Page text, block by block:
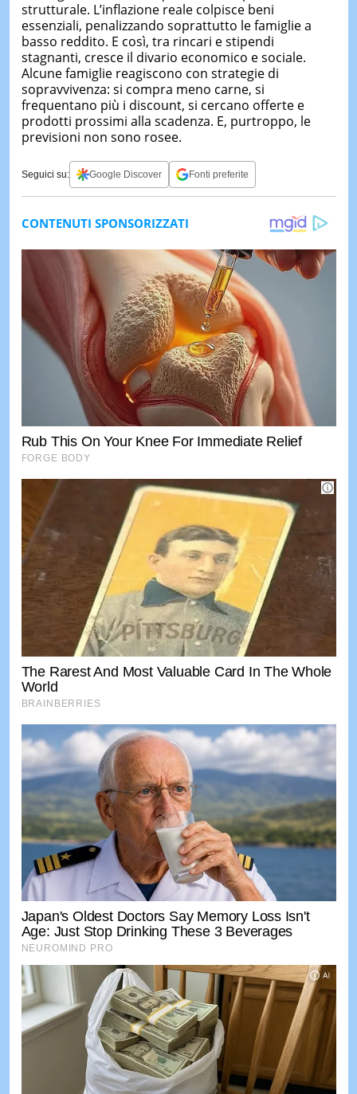
strutturale. L’inflazione reale colpisce beni
essenziali, penalizzando soprattutto le famiglie a
basso reddito. E così, tra rincari e stipendi
stagnanti, cresce il divario economico e sociale.
Alcune famiglie reagiscono con strategie di
sopravvivenza: si compra meno carne, si
frequentano più i discount, si cercano offerte e
prodotti prossimi alla scadenza. E, purtroppo, le
previsioni non sono rosee.
Seguici su: Google Discover Fonti preferite